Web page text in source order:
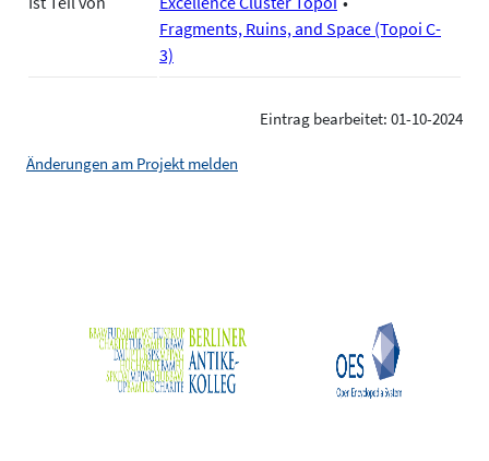
Fragments, Ruins, and Space (Topoi C-
3)
Eintrag bearbeitet: 01-10-2024
Änderungen am Projekt melden